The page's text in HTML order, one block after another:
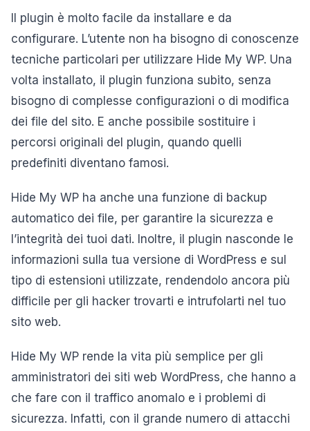
Il plugin è molto facile da installare e da
configurare. L’utente non ha bisogno di conoscenze
tecniche particolari per utilizzare Hide My WP. Una
volta installato, il plugin funziona subito, senza
bisogno di complesse configurazioni o di modifica
dei file del sito. E anche possibile sostituire i
percorsi originali del plugin, quando quelli
predefiniti diventano famosi.
Hide My WP ha anche una funzione di backup
automatico dei file, per garantire la sicurezza e
l’integrità dei tuoi dati. Inoltre, il plugin nasconde le
informazioni sulla tua versione di WordPress e sul
tipo di estensioni utilizzate, rendendolo ancora più
difficile per gli hacker trovarti e intrufolarti nel tuo
sito web.
Hide My WP rende la vita più semplice per gli
amministratori dei siti web WordPress, che hanno a
che fare con il traffico anomalo e i problemi di
sicurezza. Infatti, con il grande numero di attacchi